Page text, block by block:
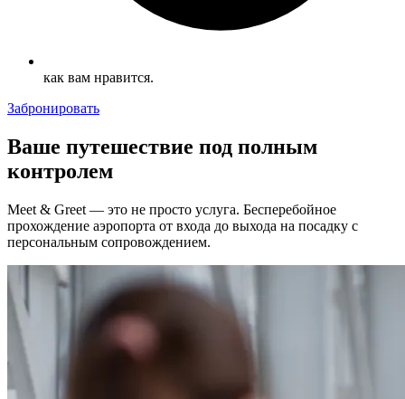
как вам нравится.
Забронировать
Ваше путешествие под полным
контролем
Meet & Greet — это не просто услуга. Бесперебойное
прохождение аэропорта от входа до выхода на посадку с
персональным сопровождением.